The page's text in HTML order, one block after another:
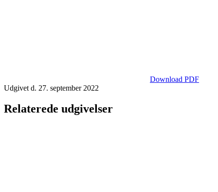
Download PDF
Udgivet d. 27. september 2022
Relaterede udgivelser